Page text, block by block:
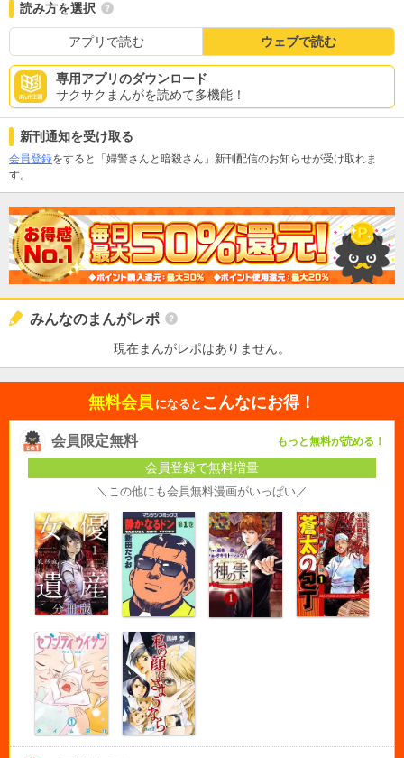
読み方を選択
アプリで読む ウェブで読む
専用アプリのダウンロード
サクサクまんがを読めて多機能！
新刊通知を受け取る
会員登録をすると「婦警さんと暗殺さん」新刊配信のお知らせが受け取れま
す。
みんなのまんがレポ
現在まんがレポはありません。
無料会員 になると こんなにお得！
会員限定無料 もっと無料が読める！
会員登録で無料増量
＼この他にも会員無料漫画がいっぱい／